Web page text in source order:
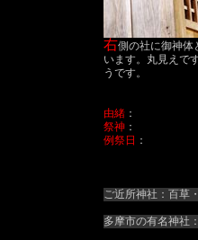
右側の社に御神体
います。丸見えで
うです。
由緒 ：
祭神 ：
例祭日 ：
ご近所神社：百草・
多摩市の有名神社：